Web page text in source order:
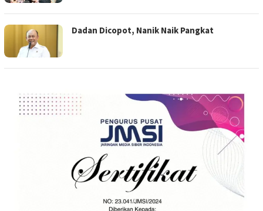
Dadan Dicopot, Nanik Naik Pangkat